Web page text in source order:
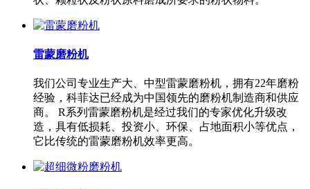
雷蒙磨粉机
我们公司专业生产大、中型雷蒙磨粉机，拥有22年磨粉
经验，科菲达已经成为中国领先的磨粉机制造商和供应
商。 R系列雷蒙磨粉机是经过我们的专家优化升级改
造，具有低损耗、投资小、环保、占地面积小等优点，
它比传统的雷蒙磨粉机效率更高。